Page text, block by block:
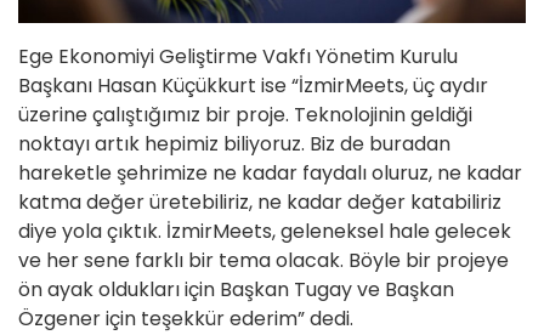
Ege Ekonomiyi Geliştirme Vakfı Yönetim Kurulu
Başkanı Hasan Küçükkurt ise “İzmirMeets, üç aydır
üzerine çalıştığımız bir proje. Teknolojinin geldiği
noktayı artık hepimiz biliyoruz. Biz de buradan
hareketle şehrimize ne kadar faydalı oluruz, ne kadar
katma değer üretebiliriz, ne kadar değer katabiliriz
diye yola çıktık. İzmirMeets, geleneksel hale gelecek
ve her sene farklı bir tema olacak. Böyle bir projeye
ön ayak oldukları için Başkan Tugay ve Başkan
Özgener için teşekkür ederim” dedi.